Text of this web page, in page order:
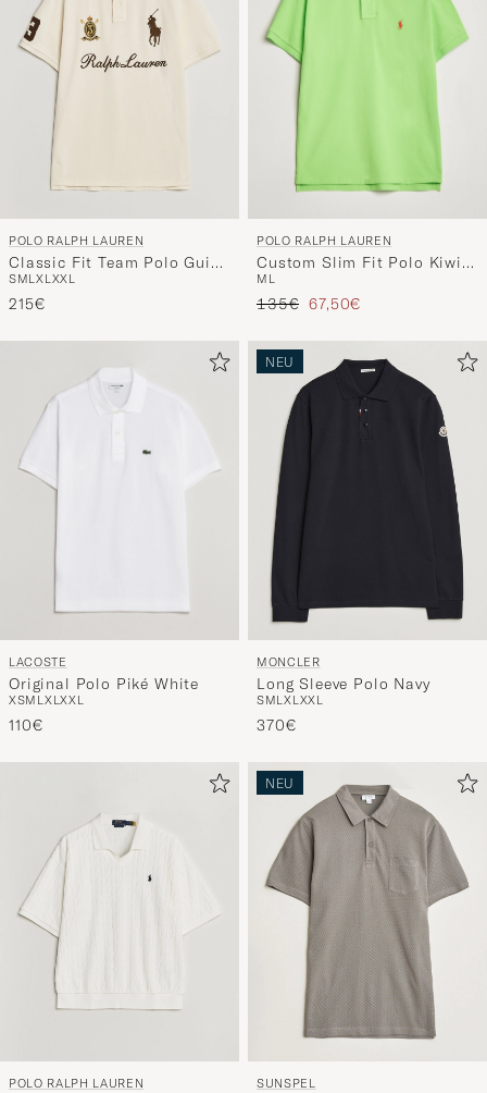
POLO RALPH LAUREN
Classic Fit Team Polo Guide
Cream
SMLXLXXL
215€
POLO RALPH LAUREN
Custom Slim Fit Polo Kiwi
Lime
M L
Regulärer Preis
135€ Reduzierter Preis
67,50€
LACOSTE
Original Polo Piké White
XSM LXLXXL
110€
NEU
MONCLER
Long Sleeve Polo Navy
SMLXLXXL
370€
POLO RALPH LAUREN
NEU
SUNSPEL